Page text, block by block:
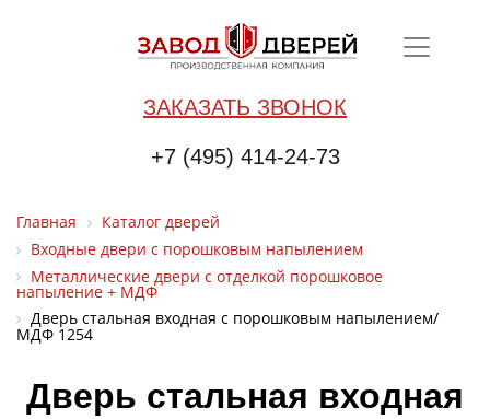
ЗАКАЗАТЬ ЗВОНОК
+7 (495) 414-24-73
Главная
Каталог дверей
Входные двери с порошковым напылением
Металлические двери с отделкой порошковое
напыление + МДФ
Дверь стальная входная с порошковым напылением/
МДФ 1254
Дверь стальная входная